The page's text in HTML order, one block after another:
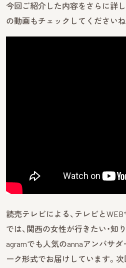
今回ご紹介した内容をさらに詳
の動画もチェックしてくださいね
読売テレビによる、テレビとWEB
では、関西の女性が行きたい・知
agramでも人気のannaアンバサダ
ーク形式でお届けしています。